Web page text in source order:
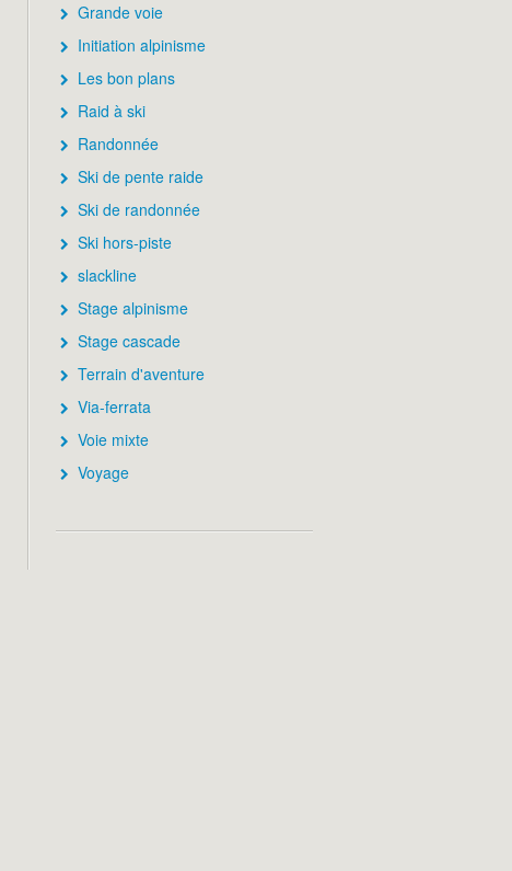
Grande voie
Initiation alpinisme
Les bon plans
Raid à ski
Randonnée
Ski de pente raide
Ski de randonnée
Ski hors-piste
slackline
Stage alpinisme
Stage cascade
Terrain d'aventure
Via-ferrata
Voie mixte
Voyage